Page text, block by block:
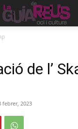
de l’
febrer, 2023